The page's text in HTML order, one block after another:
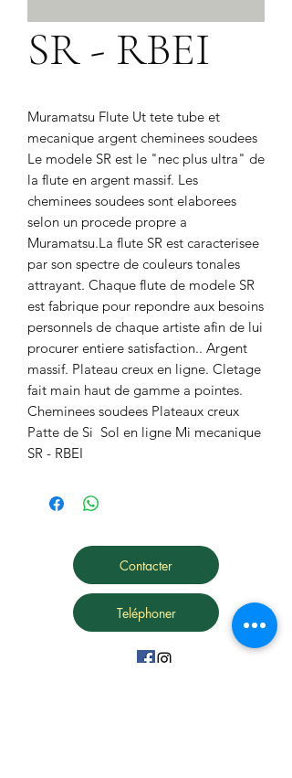
SR - RBEI
Muramatsu Flute Ut tete tube et
mecanique argent cheminees soudees
Le modele SR est le "nec plus ultra" de
la flute en argent massif. Les
cheminees soudees sont elaborees
selon un procede propre a
Muramatsu.La flute SR est caracterisee
par son spectre de couleurs tonales
attrayant. Chaque flute de modele SR
est fabrique pour repondre aux besoins
personnels de chaque artiste afin de lui
procurer entiere satisfaction.. Argent
massif. Plateau creux en ligne. Cletage
fait main haut de gamme a pointes.
Cheminees soudees Plateaux creux
Patte de Si  Sol en ligne Mi mecanique
SR - RBEI
Contacter
Teléphoner